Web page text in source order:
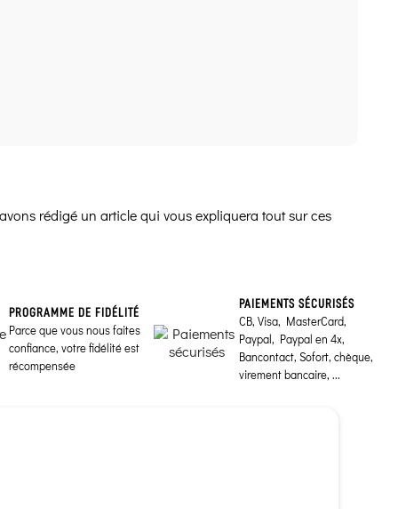
rédigé un article qui vous expliquera tout sur ces
PROGRAMME DE FIDÉLITÉ
Parce que vous nous faites
confiance, votre fidélité est
récompensée
PAIEMENTS SÉCURISÉS
CB, Visa, MasterCard,
Paypal, Paypal en 4x,
Bancontact, Sofort, chèque,
virement bancaire, ...